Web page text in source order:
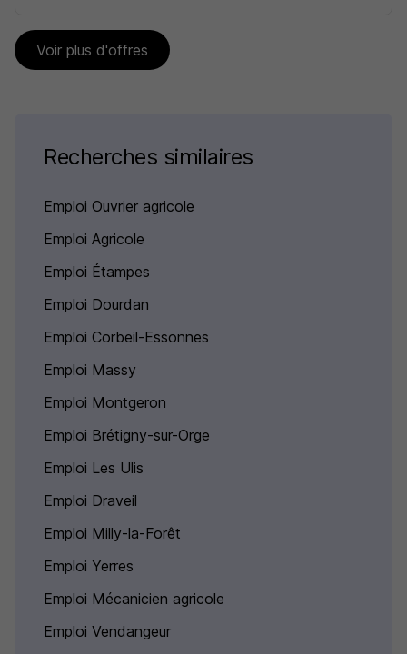
Voir plus d'offres
Recherches similaires
Emploi Ouvrier agricole
Emploi Agricole
Emploi Étampes
Emploi Dourdan
Emploi Corbeil-Essonnes
Emploi Massy
Emploi Montgeron
Emploi Brétigny-sur-Orge
Emploi Les Ulis
Emploi Draveil
Emploi Milly-la-Forêt
Emploi Yerres
Emploi Mécanicien agricole
Emploi Vendangeur